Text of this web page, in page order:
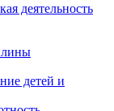
деятельность
детей и